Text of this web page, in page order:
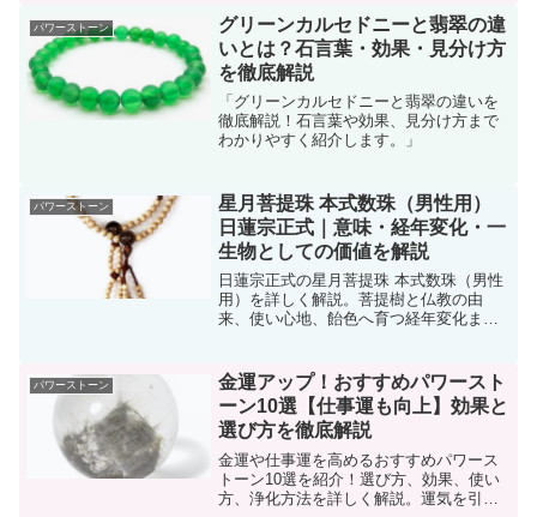
パワーストーン
グリーンカルセドニーと翡翠の違
いとは？石言葉・効果・見分け方
を徹底解説
「グリーンカルセドニーと翡翠の違いを
徹底解説！石言葉や効果、見分け方まで
わかりやすく紹介します。」
パワーストーン
星月菩提珠 本式数珠（男性用）
日蓮宗正式｜意味・経年変化・一
生物としての価値を解説
日蓮宗正式の星月菩提珠 本式数珠（男性
用）を詳しく解説。菩提樹と仏教の由
来、使い心地、飴色へ育つ経年変化まで
パワーストーン
金運アップ！おすすめパワースト
ーン10選【仕事運も向上】効果と
選び方を徹底解説
金運や仕事運を高めるおすすめパワース
トーン10選を紹介！選び方、効果、使い
方、浄化方法を詳しく解説。運気を引き